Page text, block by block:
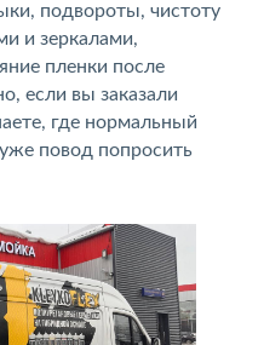
подвороты, чистоту
и зеркалами,
пленки после
если вы заказали
где нормальный
повод попросить